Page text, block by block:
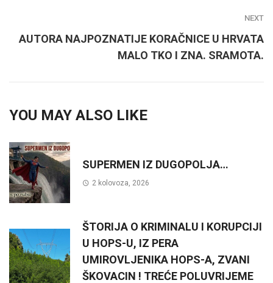
NEXT
AUTORA NAJPOZNATIJE KORAČNICE U HRVATA
MALO TKO I ZNA. SRAMOTA.
YOU MAY ALSO LIKE
SUPERMEN IZ DUGOPOLJA…
2 kolovoza, 2026
ŠTORIJA O KRIMINALU I KORUPCIJI
U HOPS-U, IZ PERA
UMIROVLJENIKA HOPS-A, ZVANI
ŠKOVACIN ! TREĆE POLUVRIJEME